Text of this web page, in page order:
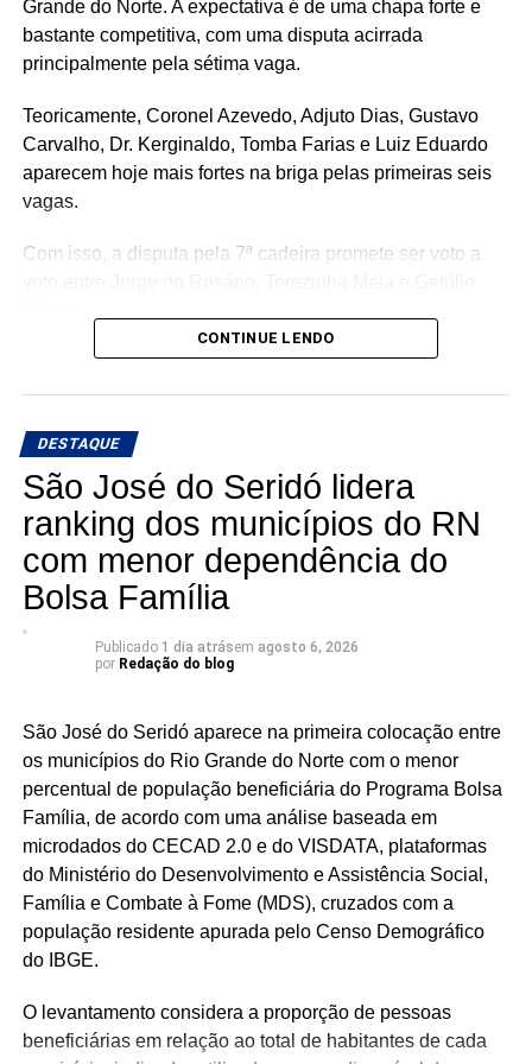
Grande do Norte. A expectativa é de uma chapa forte e
bastante competitiva, com uma disputa acirrada
principalmente pela sétima vaga.
Teoricamente, Coronel Azevedo, Adjuto Dias, Gustavo
Carvalho, Dr. Kerginaldo, Tomba Farias e Luiz Eduardo
aparecem hoje mais fortes na briga pelas primeiras seis
vagas.
Com isso, a disputa pela 7ª cadeira promete ser voto a
Os três possuem bases e estruturas eleitorais importantes
e chegam à reta da pré-campanha buscando garantir um
potencial para fazer sete cadeiras, a briga pela última
vaga promete ser uma das mais acirradas da eleição para
a ALRN em 2026
CONTINUE LENDO
DESTAQUE
São José do Seridó lidera
ranking dos municípios do RN
com menor dependência do
Bolsa Família
Publicado 1 dia atrásem agosto 6, 2026
por Redação do blog
São José do Seridó aparece na primeira colocação entre
os municípios do Rio Grande do Norte com o menor
percentual de população beneficiária do Programa Bolsa
Família, de acordo com uma análise baseada em
microdados do CECAD 2.0 e do VISDATA, plataformas
do Ministério do Desenvolvimento e Assistência Social,
Família e Combate à Fome (MDS), cruzados com a
população residente apurada pelo Censo Demográfico
do IBGE.
O levantamento considera a proporção de pessoas
beneficiárias em relação ao total de habitantes de cada